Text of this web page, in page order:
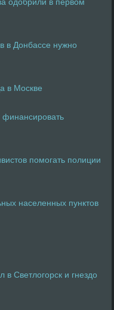
в Донбассе нужно
в Москве
помогать полиции
населенных пунктов
Светлогорск и гнездо